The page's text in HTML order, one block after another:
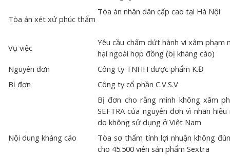
Tòa án xét xử phúc thẩm
Tòa án nhân dân cấp cao tại Hà Nội
Vụ việc
Yêu cầu chấm dứt hành vi xâm
hại ngoài hợp đồng (bị kháng cáo)
Nguyên đơn
Công ty TNHH dược phẩm K.Đ
Bị đơn
Công ty cổ phần C.V.S.V
Nội dung kháng cáo
Bị đơn cho rằng mình không xâm
SEFTRA của nguyên đơn vì nhãn
do không sử dụng ở Việt Nam
Tòa sơ thẩm tính lợi nhuận không
cho 45.500 viên sản phẩm Sextra